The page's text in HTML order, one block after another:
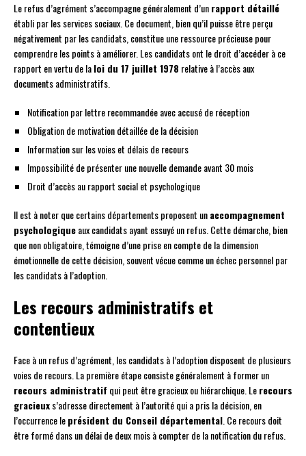
Le refus d’agrément s’accompagne généralement d’unrapport détaillé
établi par les services sociaux. Ce document, bien qu’il puisse être perçu
négativement par les candidats, constitue une ressource précieuse pour
comprendre les points à améliorer. Les candidats ont le droit d’accéder à ce
rapport en vertu de laloi du 17 juillet 1978 relative à l’accès aux
documents administratifs.
Notification par lettre recommandée avec accusé de réception
Obligation de motivation détaillée de la décision
Information sur les voies et délais de recours
Impossibilité de présenter une nouvelle demande avant 30 mois
Droit d’accès au rapport social et psychologique
Il est à noter que certains départements proposent unaccompagnement
psychologiqueaux candidats ayant essuyé un refus. Cette démarche, bien
que non obligatoire, témoigne d’une prise en compte de la dimension
émotionnelle de cette décision, souvent vécue comme un échec personnel par
les candidats à l’adoption.
Les recours administratifs et
contentieux
Face à un refus d’agrément, les candidats à l’adoption disposent de plusieurs
voies de recours. La première étape consiste généralement à former un
recours administratif qui peut être gracieux ou hiérarchique. Lerecours
gracieuxs’adresse directement à l’autorité qui a pris la décision, en
l’occurrence leprésident du Conseil départemental. Ce recours doit
être formé dans un délai de deux mois à compter de la notification du refus.